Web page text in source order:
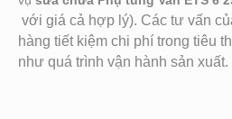
với giá cả hợp lý). Các tư vấn
hàng tiết kiệm chi phí trong tiêu
như quá trình vận hành sản xuất.